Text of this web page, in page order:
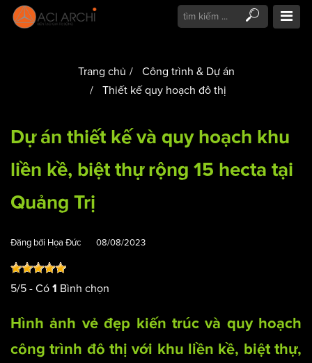
Trang chủ
Công trình & Dự án
Thiết kế quy hoạch đô thị
Dự án thiết kế và quy hoạch khu
liền kề, biệt thự rộng 15 hecta tại
Quảng Trị
Đăng bởi Họa Đức 08/08/2023
5/5 - Có 1 Bình chọn
Hình ảnh vẻ đẹp kiến trúc và quy hoạch
công trình đô thị với khu liền kề, biệt thự,